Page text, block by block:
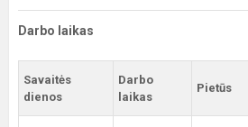
Darbo laikas
Savaitės
dienos
Darbo
laikas
Pietūs